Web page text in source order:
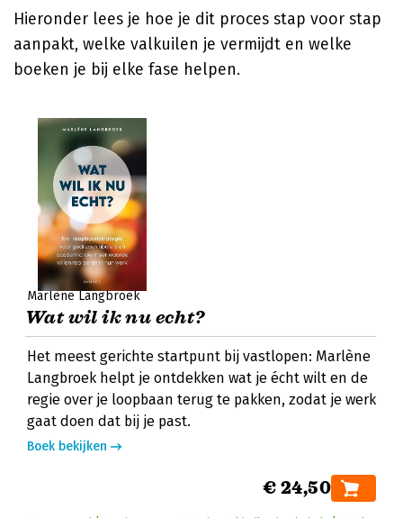
Hieronder lees je hoe je dit proces stap voor stap
aanpakt, welke valkuilen je vermijdt en welke
boeken je bij elke fase helpen.
Marlène Langbroek
Wat wil ik nu echt?
Het meest gerichte startpunt bij vastlopen: Marlène
Langbroek helpt je ontdekken wat je écht wilt en de
regie over je loopbaan terug te pakken, zodat je werk
gaat doen dat bij je past.
Boek bekijken
€ 24,50